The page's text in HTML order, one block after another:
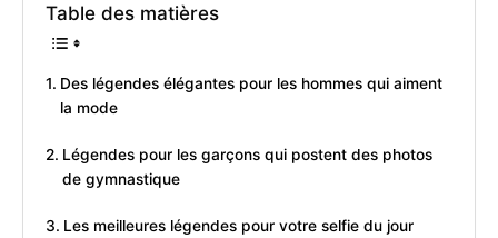
Table des matières
Des légendes élégantes pour les hommes qui aiment
la mode
Légendes pour les garçons qui postent des photos
de gymnastique
Les meilleures légendes pour votre selfie du jour